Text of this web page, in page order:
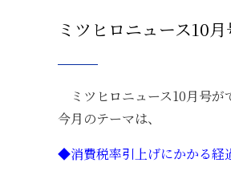
ミツヒロニュース10
ミツヒロニュース10月号が
今月のテーマは、
◆消費税率引上げにかかる経